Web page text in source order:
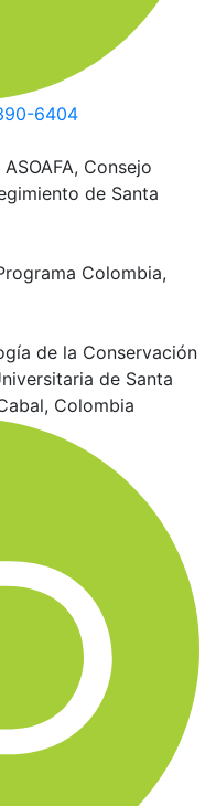
6404
Consejo
de Santa
Colombia,
de la Conservación
de Santa
Colombia